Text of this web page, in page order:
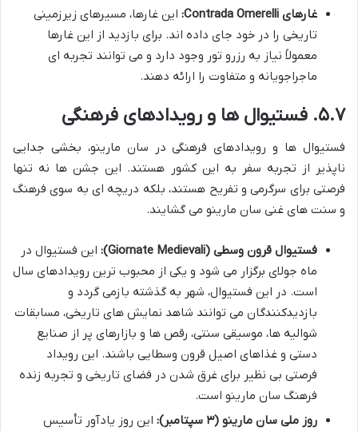
غارهای Contrada Omerelli:
این غارها، مسیرهای زیرزمینی
تاریخی را در خود جای داده اند. برای بازدید از این غارها
معمولاً نیاز به رزرو تور وجود دارد و می توانند تجربه ای
ماجراجویانه و متفاوت را ارائه دهند.
۵.۷. فستیوال ها و رویدادهای فرهنگی
فستیوال ها و رویدادهای فرهنگی در سان مارینو، بخشی جدایی
ناپذیر از تجربه سفر به این کشور هستند. این جشن ها نه تنها
فرصتی برای سرگرمی و تفریح هستند، بلکه دریچه ای به سوی فرهنگ
و سنت های غنی سان مارینو می گشایند.
فستیوال قرون وسطی (Giornate Medievali):
این فستیوال در
ماه جولای برگزار می شود و یکی از محبوب ترین رویدادهای سال
است. در این فستیوال، شهر به گذشته بازمی گردد و
بازدیدکنندگان می توانند شاهد نمایش های تاریخی، مسابقات
شوالیه ها، موسیقی سنتی، رقص ها و بازارهای پر از صنایع
دستی و غذاهای اصیل قرون وسطایی باشند. این رویداد
فرصتی بی نظیر برای غرق شدن در فضای تاریخی و تجربه زنده
فرهنگ سان مارینو است.
روز ملی سان مارینو (۳ سپتامبر):
این روز یادآور تأسیس